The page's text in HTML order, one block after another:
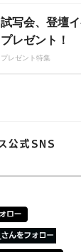
試写会、登壇
プレゼント！
プレゼント特集